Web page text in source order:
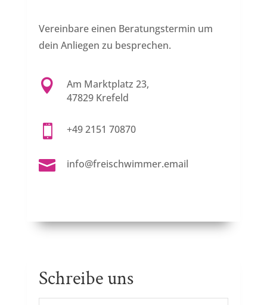
Vereinbare einen Beratungstermin um
dein Anliegen zu besprechen.

Am Marktplatz 23,
47829 Krefeld
 +49 2151 70870
 info@freischwimmer.email
Schreibe uns